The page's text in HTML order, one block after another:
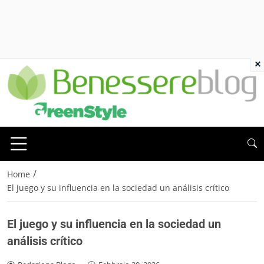
Home /
El juego y su influencia en la sociedad un análisis crítico
El juego y su influencia en la sociedad un
análisis crítico
×